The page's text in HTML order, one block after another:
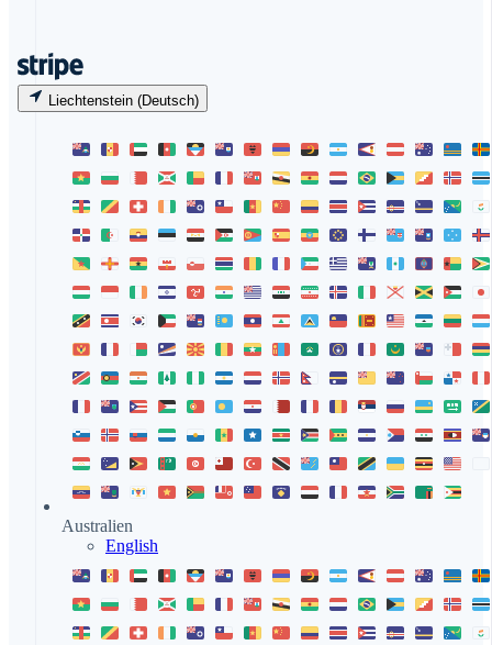
Liechtenstein (Deutsch)
Australien
English